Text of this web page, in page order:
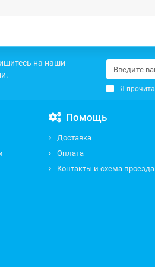
на наши
Я
Помощь
Доставка
Оплата
Контакты и схема проезда